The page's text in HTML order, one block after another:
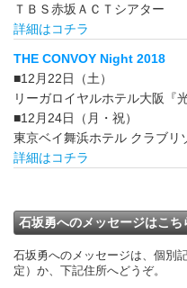
ＴＢＳ赤坂ＡＣＴシアター
詳細はコチラ
THE CONVOY Night 2018
■12月22日（土）
リーガロイヤルホテル大阪『
■12月24日（月・祝）
東京ベイ舞浜ホテル クラブリ
詳細はコチラ
石坂勇へのメッセージはこち
石坂勇へのメッセージは、個別
定）か、下記住所へどうぞ。